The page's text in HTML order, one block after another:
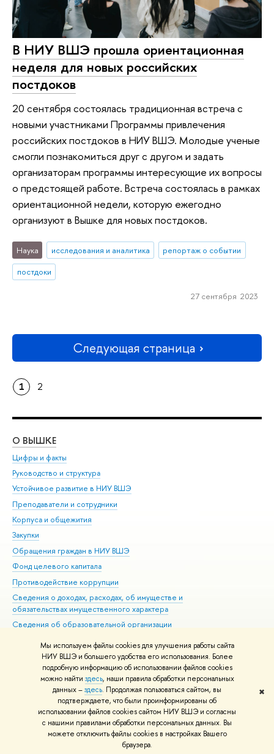
Мы используем файлы cookies для улучшения работы сайта
НИУ ВШЭ и большего удобства его использования. Более
подробную информацию об использовании файлов cookies
можно найти здесь, наши правила обработки персональных
данных –здесь. Продолжая пользоваться сайтом, вы
подтверждаете, что были проинформированы об
использовании файлов cookies сайтом НИУ ВШЭ и согласны
с нашими правилами обработки персональных данных. Вы
можете отключить файлы cookies в настройках Вашего
браузера.
✖
В НИУ ВШЭ прошла ориентационная
неделя для новых российских
постдоков
20 сентября состоялась традиционная встреча с
новыми участниками Программы привлечения
российских постдоков в НИУ ВШЭ. Молодые ученые
смогли познакомиться друг с другом и задать
организаторам программы интересующие их вопросы
о предстоящей работе. Встреча состоялась в рамках
ориентационной недели, которую ежегодно
организуют в Вышке для новых постдоков.
Наука исследования и аналитика
репортаж о событии
постдоки
27 сентября 2023
Следующая страница
1 2
О ВЫШКЕ
Цифры и факты
Руководство и структура
Устойчивое развитие в НИУ ВШЭ
Преподаватели и сотрудники
Корпуса и общежития
Закупки
Обращения граждан в НИУ ВШЭ
Фонд целевого капитала
Противодействие коррупции
Сведения о доходах, расходах, об имуществе и
обязательствах имущественного характера
Сведения об образовательной организации
Людям с ограниченными возможностями здоровья
Единая платежная страница
Работа в Вышке
© НИУ ВШЭ 1993–2026 Адреса и контакты Условия использования
материалов Политика конфиденциальности Карта сайта
Шрифты HSE Sans и HSE Slab разработаны вШколе дизайна НИУ ВШЭ